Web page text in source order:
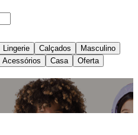
Lingerie Calçados
Masculino
Acessórios Casa Oferta